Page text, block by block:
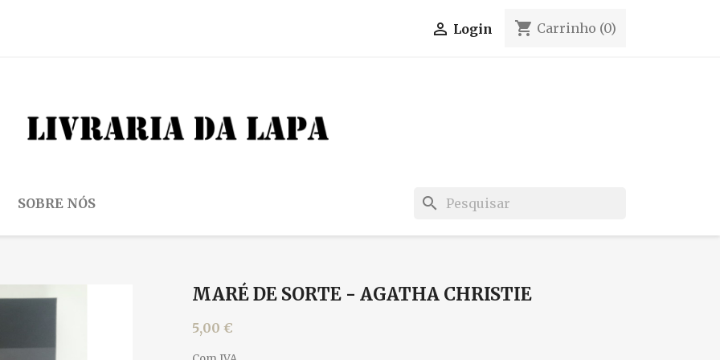
 Login shopping_cart Carrinho (0)
SOBRE NÓS search
MARÉ DE SORTE - AGATHA CHRISTIE
5,00 €